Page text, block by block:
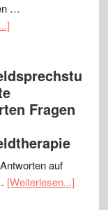
…
Fragen
auf
[Weiterlesen...]